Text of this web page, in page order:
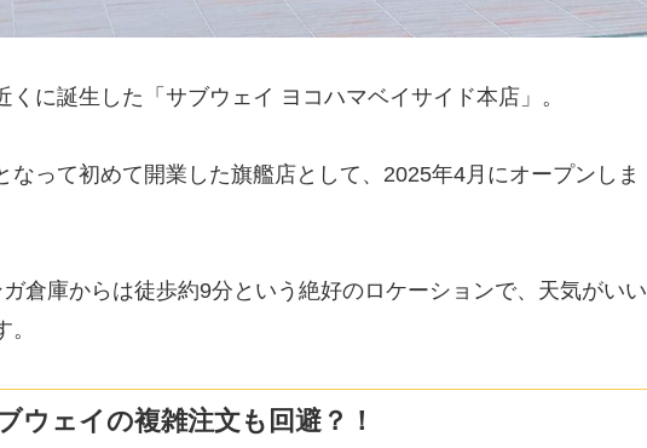
に誕生した「サブウェイ ヨコハマベイサイド本店」。
なって初めて開業した旗艦店として、2025年4月にオープンしま
倉庫からは徒歩約9分という絶好のロケーションで、天気がいい
ウェイの複雑注文も回避？！